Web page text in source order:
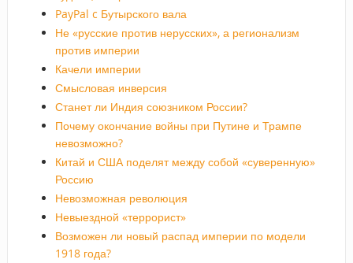
PayPal c Бутырского вала
Не «русские против нерусских», а регионализм
против империи
Качели империи
Смысловая инверсия
Станет ли Индия союзником России?
Почему окончание войны при Путине и Трампе
невозможно?
Китай и США поделят между собой «суверенную»
Россию
Невозможная революция
Невыездной «террорист»
Возможен ли новый распад империи по модели
1918 года?